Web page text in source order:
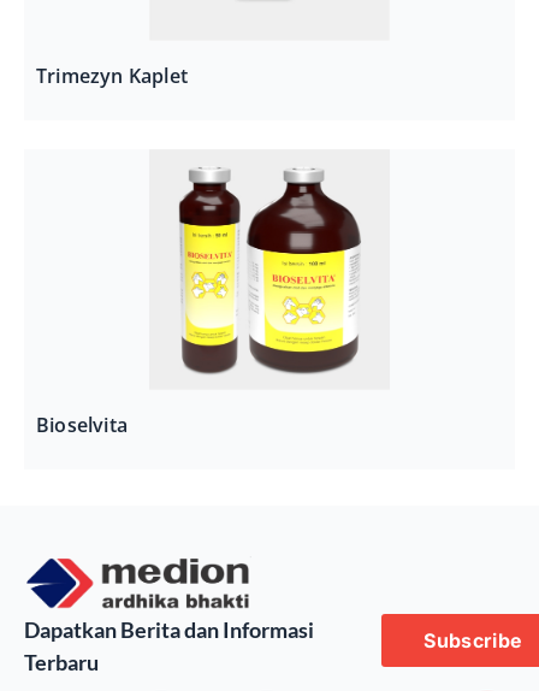
Trimezyn Kaplet
Bioselvita
Dapatkan Berita dan Informasi
Terbaru
Subscribe